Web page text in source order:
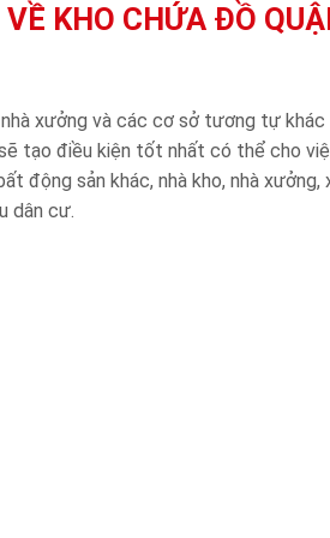
KHO CHỨA ĐỒ
xưởng và các cơ sở tương tự khác
tạo điều kiện tốt nhất có thể cho
động sản khác, nhà kho, nhà
dân cư.